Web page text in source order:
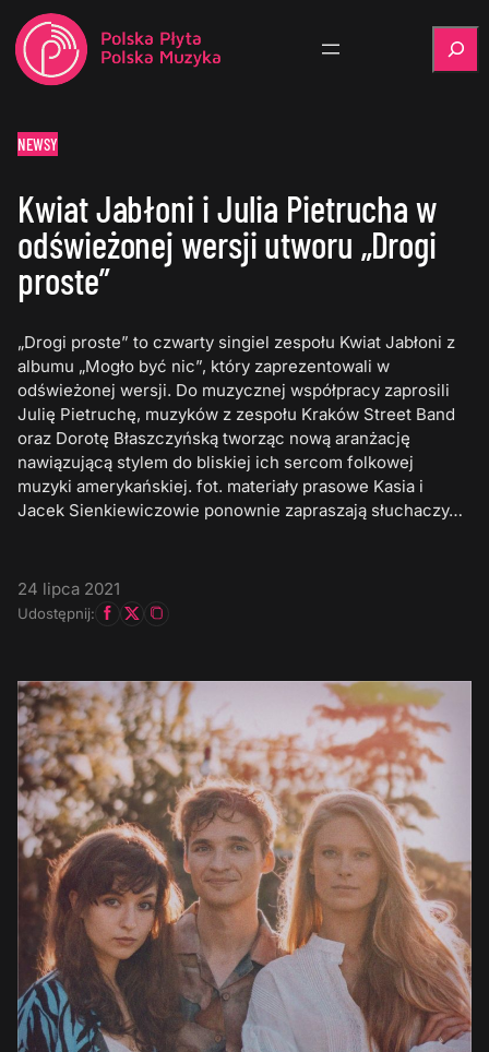
NEWSY
Kwiat Jabłoni i Julia Pietrucha w
odświeżonej wersji utworu „Drogi
proste”
„Drogi proste” to czwarty singiel zespołu Kwiat Jabłoni z
albumu „Mogło być nic”, który zaprezentowali w
odświeżonej wersji. Do muzycznej współpracy zaprosili
Julię Pietruchę, muzyków z zespołu Kraków Street Band
oraz Dorotę Błaszczyńską tworząc nową aranżację
nawiązującą stylem do bliskiej ich sercom folkowej
muzyki amerykańskiej. fot. materiały prasowe Kasia i
Jacek Sienkiewiczowie ponownie zapraszają słuchaczy…
24 lipca 2021
Udostępnij: